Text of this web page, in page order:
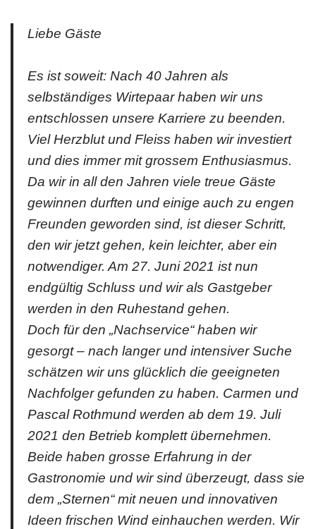
Liebe Gäste
Es ist soweit: Nach 40 Jahren als
selbständiges Wirtepaar haben wir uns
entschlossen unsere Karriere zu beenden.
Viel Herzblut und Fleiss haben wir investiert
und dies immer mit grossem Enthusiasmus.
Da wir in all den Jahren viele treue Gäste
gewinnen durften und einige auch zu engen
Freunden geworden sind, ist dieser Schritt,
den wir jetzt gehen, kein leichter, aber ein
notwendiger. Am 27. Juni 2021 ist nun
endgültig Schluss und wir als Gastgeber
werden in den Ruhestand gehen.
Doch für den „Nachservice“ haben wir
gesorgt – nach langer und intensiver Suche
schätzen wir uns glücklich die geeigneten
Nachfolger gefunden zu haben. Carmen und
Pascal Rothmund werden ab dem 19. Juli
2021 den Betrieb komplett übernehmen.
Beide haben grosse Erfahrung in der
Gastronomie und wir sind überzeugt, dass sie
dem „Sternen“ mit neuen und innovativen
Ideen frischen Wind einhauchen werden. Wir